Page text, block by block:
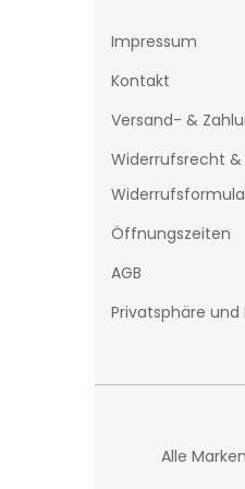
Impressum
Kontakt
Versand- &
Widerrufsrecht
Öffnungszeiten
AGB
Privatsphäre
Alle